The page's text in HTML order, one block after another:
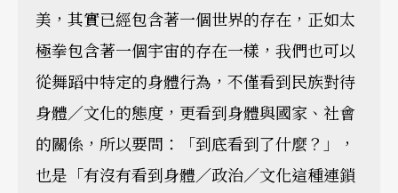
美，其實已經包含著一個世界的存在，正如太
極拳包含著一個宇宙的存在一樣，我們也可以
從舞蹈中特定的身體行為，不僅看到民族對待
身體／文化的態度，更看到身體與國家、社會
的關係，所以要問：「到底看到了什麼？」，
也是「有沒有看到身體／政治／文化這種連鎖